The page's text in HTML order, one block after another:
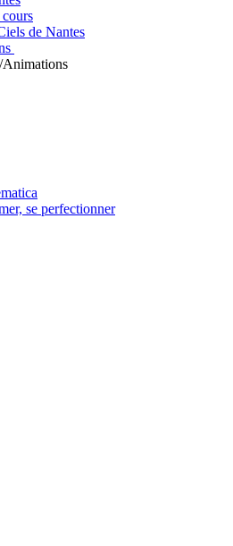
cours
de Nantes
se perfectionner